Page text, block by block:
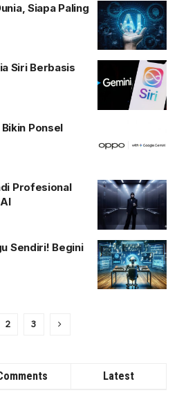
Siapa Paling
Siri Berbasis
Ponsel
Profesional
Sendiri! Begini
2 3
Latest